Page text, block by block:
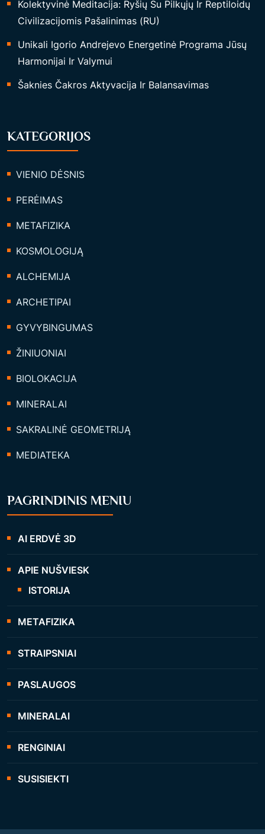
E
I
A
Kolektyvinė Meditacija: Ryšių Su Pilkųjų Ir Reptiloidų
Civilizacijomis Pašalinimas (RU)
Unikali Igorio Andrejevo Energetinė Programa Jūsų
Harmonijai Ir Valymui
Šaknies Čakros Aktyvacija Ir Balansavimas
KATEGORIJOS
VIENIO DĖSNIS
PERĖIMAS
METAFIZIKA
KOSMOLOGIJĄ
ALCHEMIJA
ARCHETIPAI
GYVYBINGUMAS
ŽINIUONIAI
BIOLOKACIJA
MINERALAI
SAKRALINĖ GEOMETRIJĄ
MEDIATEKA
PAGRINDINIS MENIU
AI ERDVĖ 3D
APIE NUŠVIESK
ISTORIJA
METAFIZIKA
STRAIPSNIAI
PASLAUGOS
MINERALAI
RENGINIAI
SUSISIEKTI